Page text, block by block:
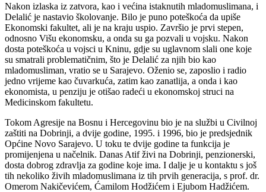
Nakon izlaska iz zatvora, kao i većina istaknutih mladomuslimana, i
Delalić je nastavio školovanje. Bilo je puno poteškoća da upiše
Ekonomski fakultet, ali je na kraju uspio. Završio je prvi stepen,
odnosno Višu ekonomsku, a onda su ga pozvali u vojsku. Nakon
dosta poteškoća u vojsci u Kninu, gdje su uglavnom slali one koje
su smatrali problematičnim, što je Delalić za njih bio kao
mladomusliman, vratio se u Sarajevo. Oženio se, zaposlio i radio
jedno vrijeme kao čuvarkuća, zatim kao zanatlija, a onda i kao
ekonomista, u penziju je otišao radeći u ekonomskoj struci na
Medicinskom fakultetu.
Tokom Agresije na Bosnu i Hercegovinu bio je na službi u Civilnoj
zaštiti na Dobrinji, a dvije godine, 1995. i 1996, bio je predsjednik
Općine Novo Sarajevo. U toku te dvije godine ta funkcija je
promijenjena u načelnik. Danas Atif živi na Dobrinji, penzionerski,
dosta dobrog zdravlja za godine koje ima. I dalje je u kontaktu s još
tih nekoliko živih mladomuslimana iz tih prvih generacija, s prof. dr.
Omerom Nakičevićem, Ćamilom Hodžićem i Ejubom Hadžićem.